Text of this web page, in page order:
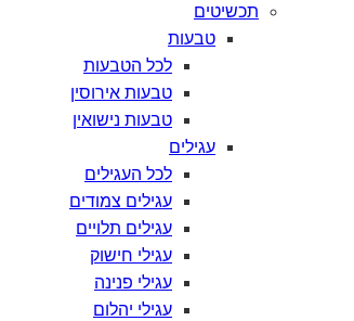
תכשיטים
טבעות
לכל הטבעות
טבעות אירוסין
טבעות נישואין
עגילים
לכל העגילים
עגילים צמודים
עגילים תלויים
עגילי חישוק
עגילי פנינה
עגילי יהלום